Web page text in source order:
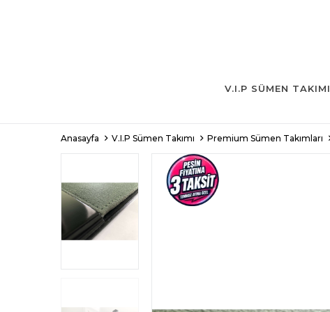
V.I.P SÜMEN TAKIMI
Anasayfa V.I.P Sümen Takımı Premium Sümen Takımları